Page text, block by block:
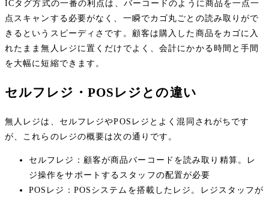
ICタグ方式の一番の利点は、バーコードのように商品を一点一
点スキャンする必要がなく、一瞬でカゴ丸ごとの読み取りがで
きるというスピーディさです。顧客は購入した商品をカゴに入
れたまま無人レジに置くだけでよく、会計にかかる時間と手間
を大幅に短縮できます。
セルフレジ・POSレジとの違い
無人レジは、セルフレジやPOSレジとよく混同されがちです
が、これらのレジの概要は次の通りです。
セルフレジ：顧客が商品バーコードを読み取り精算。レ
ジ操作をサポートするスタッフの配置が必要
POSレジ：POSシステムを搭載したレジ。レジスタッフが